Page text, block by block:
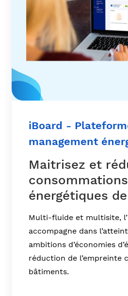
iBoard -
management
Maitrisez et
consommations
énergétiques
Multi-fluide et multisite,
accompagne dans
ambitions d’économies
réduction de l’empreinte
bâtiments.